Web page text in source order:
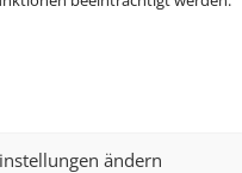
ändern